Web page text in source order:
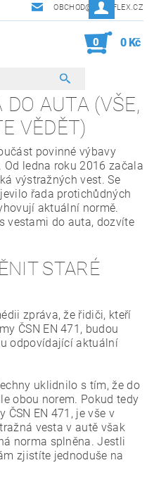
OBCHOD@ABREFLEX.CZ
0 0 Kč
DO AUTA (VŠE,
VĚDĚT)
povinné výbavy
ledna roku 2016 začala
výstražných vest. Se
řada protichůdných
aktuální normě.
vestami do auta, dozvíte
STARÉ
zpráva, že řidiči, kteří
ČSN EN 471, budou
odpovídající aktuální
uklidnilo s tím, že do
obou norem. Pokud tedy
ČSN EN 471, je vše v
vesta v autě však
norma splněna. Jestli
zjistíte jednoduše na